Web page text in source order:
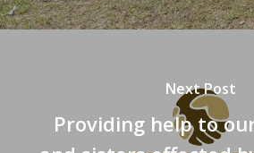
Next Post
Providing help to